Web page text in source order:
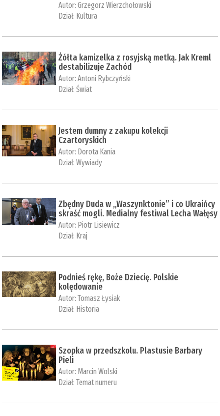
Autor:Grzegorz Wierzchołowski
Dział: Kultura
Żółta kamizelka z rosyjską metką. Jak Kreml
destabilizuje Zachód
Autor:Antoni Rybczyński
Dział:Świat
Jestem dumny z zakupu kolekcji
Czartoryskich
Autor: Dorota Kania
Dział:Wywiady
Zbędny Duda w „Waszynktonie” i co Ukraińcy
skraść mogli. Medialny festiwal Lecha Wałęsy
Autor: Piotr Lisiewicz
Dział: Kraj
Podnieś rękę, Boże Dziecię. Polskie
kolędowanie
Autor:Tomasz Łysiak
Dział: Historia
Szopka w przedszkolu. Plastusie Barbary
Pieli
Autor: Marcin Wolski
Dział:Temat numeru